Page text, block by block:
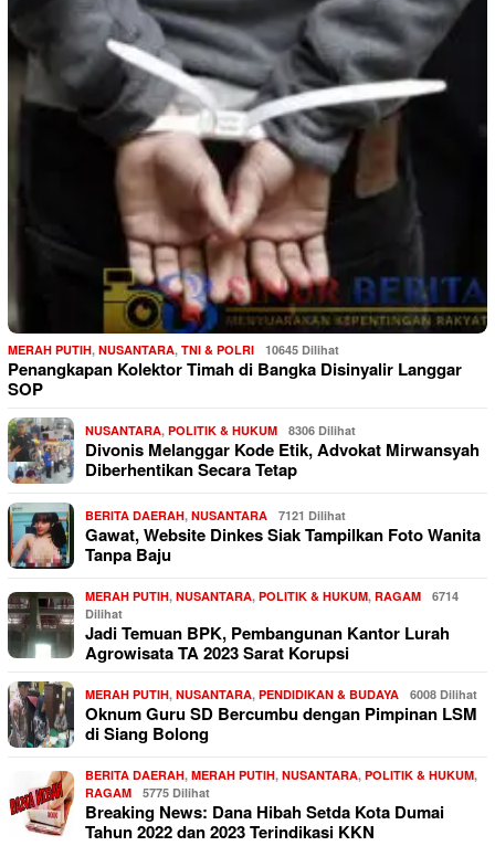
MERAH PUTIH, NUSANTARA, TNI & POLRI 10645 Dilihat
Penangkapan Kolektor Timah di Bangka Disinyalir Langgar
SOP
NUSANTARA, POLITIK & HUKUM 8306 Dilihat
Divonis Melanggar Kode Etik, Advokat Mirwansyah
Diberhentikan Secara Tetap
BERITA DAERAH, NUSANTARA 7121 Dilihat
Gawat, Website Dinkes Siak Tampilkan Foto Wanita
Tanpa Baju
MERAH PUTIH, NUSANTARA, POLITIK & HUKUM, RAGAM
6714
Dilihat
Jadi Temuan BPK, Pembangunan Kantor Lurah
Agrowisata TA 2023 Sarat Korupsi
MERAH PUTIH, NUSANTARA, PENDIDIKAN & BUDAYA 6008 Dilihat
Oknum Guru SD Bercumbu dengan Pimpinan LSM
di Siang Bolong
BERITA DAERAH, MERAH PUTIH, NUSANTARA, POLITIK & HUKUM,
RAGAM
5775 Dilihat
Breaking News: Dana Hibah Setda Kota Dumai
Tahun 2022 dan 2023 Terindikasi KKN